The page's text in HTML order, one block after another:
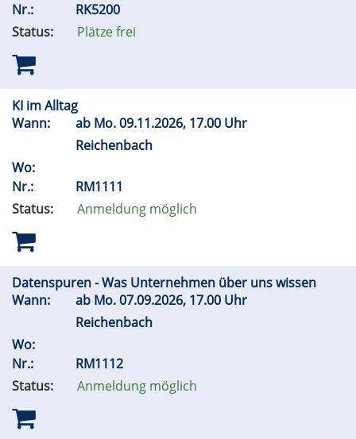
Nr.:
RK5200
Status:
Plätze frei
KI im Alltag
Wann:
ab Mo.09.11.2026, 17.00 Uhr
Reichenbach
Wo:
Nr.:
RM1111
Status:
Anmeldung möglich
Datenspuren - Was Unternehmen über uns wissen
Wann:
ab Mo.07.09.2026, 17.00 Uhr
Reichenbach
Wo:
Nr.:
RM1112
Status:
Anmeldung möglich